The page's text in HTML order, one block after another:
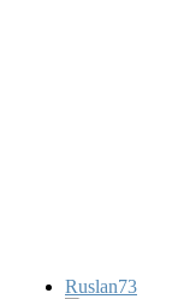
Ruslan73